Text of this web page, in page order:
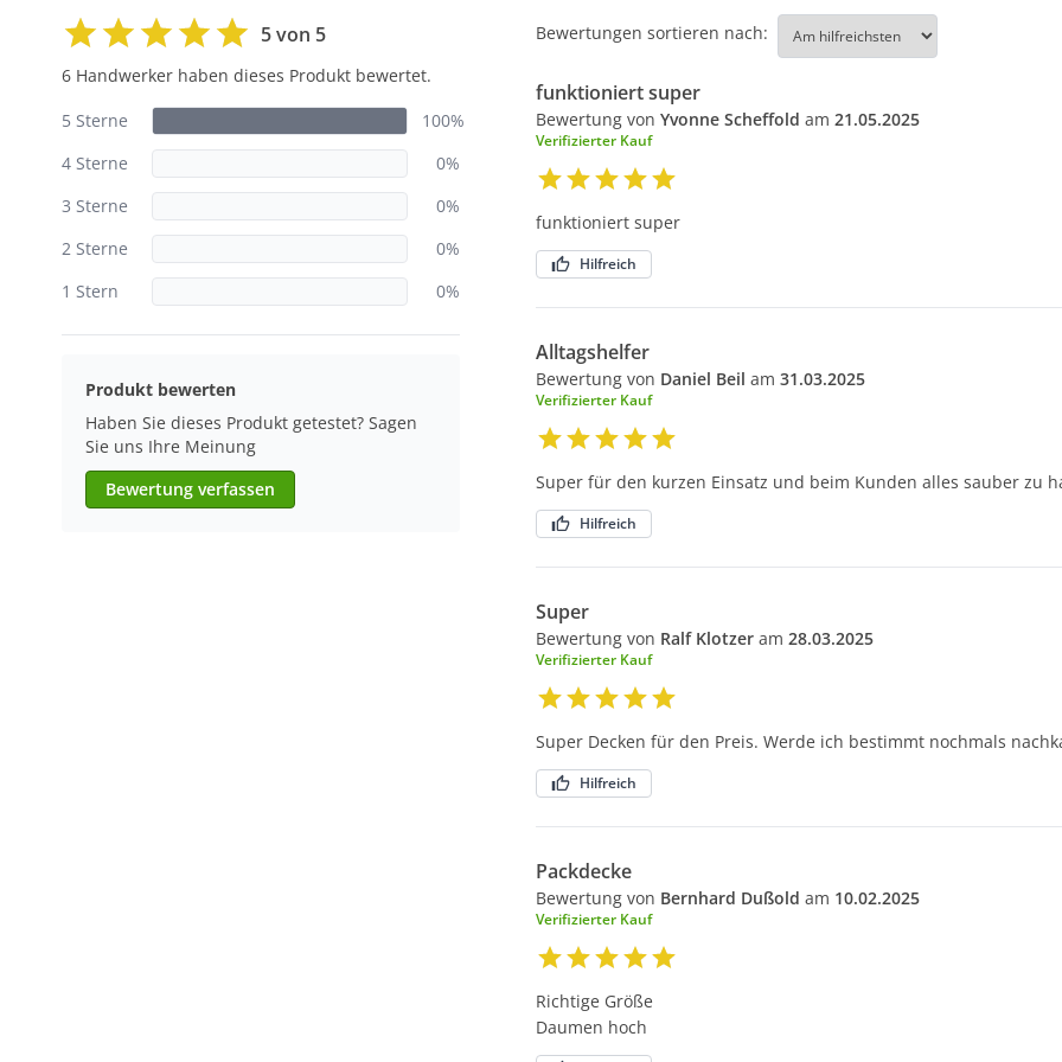
5 von 5
6 Handwerker haben dieses Produkt bewertet.
5 Sterne
100%
4 Sterne
0%
3 Sterne
0%
2 Sterne
0%
1 Stern
0%
Produkt bewerten
Haben Sie dieses Produkt getestet? Sagen
Sie uns Ihre Meinung
Bewertung verfassen
Bewertungen sortieren nach:
funktioniert super
Bewertung von Yvonne Scheffold am 21.05.2025
Verifizierter Kauf
funktioniert super
Hilfreich
Alltagshelfer
Bewertung von Daniel Beil am 31.03.2025
Verifizierter Kauf
Super für den kurzen Einsatz und beim Kunden alles sauber zu
Hilfreich
Super
Bewertung von Ralf Klotzer am 28.03.2025
Verifizierter Kauf
Super Decken für den Preis. Werde ich bestimmt nochmals
Hilfreich
Packdecke
Bewertung von Bernhard Dußold am 10.02.2025
Verifizierter Kauf
Richtige Größe
Daumen hoch